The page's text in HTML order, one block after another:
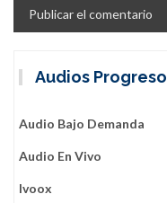
Audios Progreso
Audio Bajo Demanda
Audio En Vivo
Ivoox